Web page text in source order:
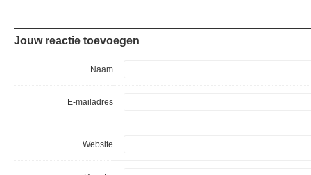
Jouw reactie toevoegen
Naam
E-mailadres
Website